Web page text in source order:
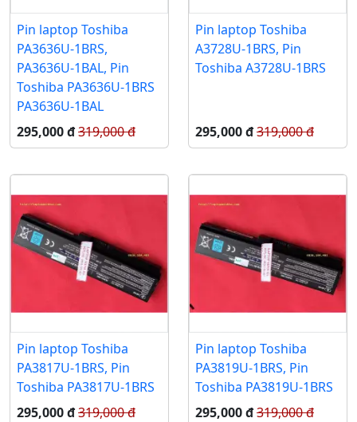
Pin laptop Toshiba
PA3636U-1BRS,
PA3636U-1BAL, Pin
Toshiba PA3636U-1BRS
PA3636U-1BAL
295,000 đ319,000 đ
Pin laptop Toshiba
A3728U-1BRS, Pin
Toshiba A3728U-1BRS
295,000 đ319,000 đ
Pin laptop Toshiba
PA3817U-1BRS, Pin
Toshiba PA3817U-1BRS
295,000 đ319,000 đ
Pin laptop Toshiba
PA3819U-1BRS, Pin
Toshiba PA3819U-1BRS
295,000 đ319,000 đ